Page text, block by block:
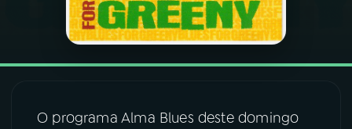
VIDEOCASTS
O programa Alma Blues deste domingo